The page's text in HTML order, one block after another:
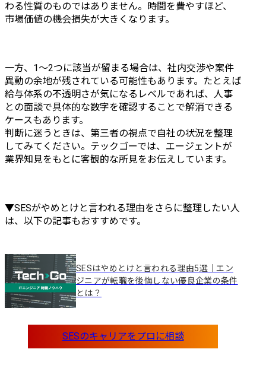
わる性質のものではありません。時間を費やすほど、
市場価値の機会損失が大きくなります。
一方、1〜2つに該当が留まる場合は、社内交渉や案件
異動の余地が残されている可能性もあります。たとえば
給与体系の不透明さが気になるレベルであれば、人事
との面談で具体的な数字を確認することで解消できる
ケースもあります。
判断に迷うときは、第三者の視点で自社の状況を整理
してみてください。テックゴーでは、エージェントが
業界知見をもとに客観的な所見をお伝えしています。
▼SESがやめとけと言われる理由をさらに整理したい人
は、以下の記事もおすすめです。
SESはやめとけと言われる理由5選｜エン
ジニアが転職を後悔しない優良企業の条件
とは？
SESのキャリアをプロに相談